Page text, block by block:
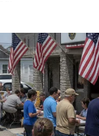
അതുപോലെ
പരീക്ഷണങ്ങള്‍
ശരീരം